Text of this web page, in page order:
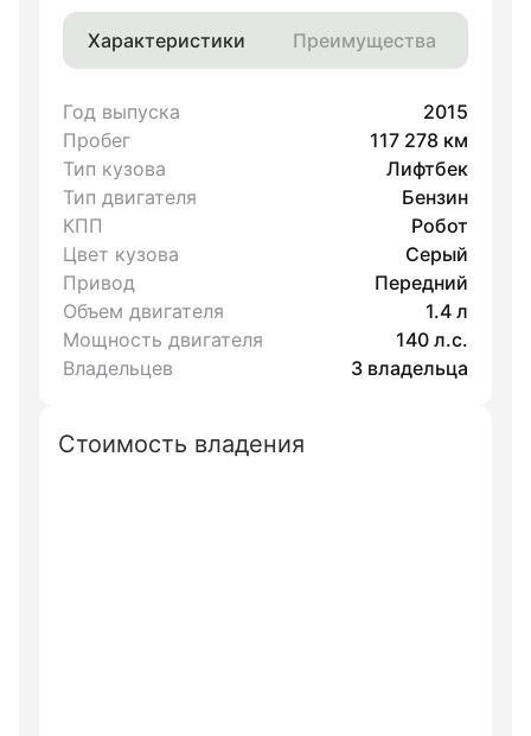
Характеристики Преимущества
Год выпуска
2015
Пробег
117 278 км
Тип кузова
Лифтбек
Тип двигателя
Бензин
КПП
Робот
Цвет кузова
Серый
Привод
Передний
Объем двигателя
1.4 л
Мощность двигателя
140 л.с.
Владельцев
3 владельца
Стоимость владения